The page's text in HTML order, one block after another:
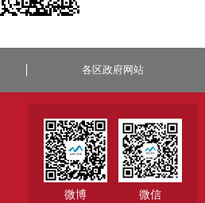
各区政府网站
微博 微信